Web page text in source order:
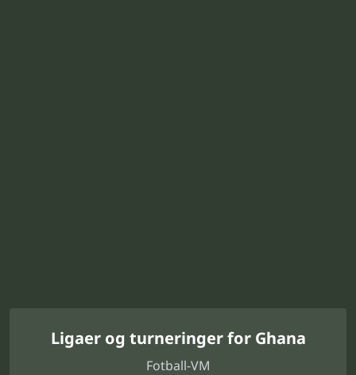
Ligaer og turneringer for Ghana
Fotball-VM